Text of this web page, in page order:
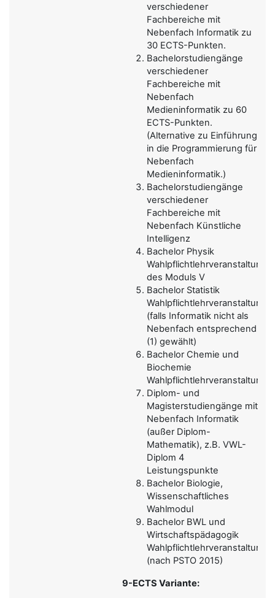
verschiedener
Fachbereiche mit
Nebenfach Informatik zu
30 ECTS-Punkten.
Bachelorstudiengänge
verschiedener
Fachbereiche mit
Nebenfach
Medieninformatik zu 60
ECTS-Punkten.
(Alternative zu Einführung
in die Programmierung für
Nebenfach
Medieninformatik.)
Bachelorstudiengänge
verschiedener
Fachbereiche mit
Nebenfach Künstliche
Intelligenz
Bachelor Physik
Wahlpflichtlehrveranstaltung
des Moduls V
Bachelor Statistik
Wahlpflichtlehrveranstaltung
(falls Informatik nicht als
Nebenfach entsprechend
(1) gewählt)
Bachelor Chemie und
Biochemie
Wahlpflichtlehrveranstaltung
Diplom- und
Magisterstudiengänge mit
Nebenfach Informatik
(außer Diplom-
Mathematik), z.B. VWL-
Diplom 4
Leistungspunkte
Bachelor Biologie,
Wissenschaftliches
Wahlmodul
Bachelor BWL und
Wirtschaftspädagogik
Wahlpflichtlehrveranstaltung
(nach PSTO 2015)
9-ECTS Variante: